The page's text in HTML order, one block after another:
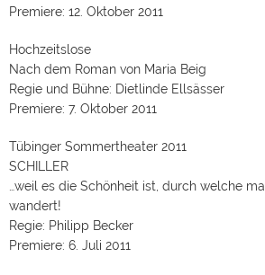
Premiere: 12. Oktober 2011
Hochzeitslose
Nach dem Roman von Maria Beig
Regie und Bühne: Dietlinde Ellsässer
Premiere: 7. Oktober 2011
Tübinger Sommertheater 2011
SCHILLER
…weil es die Schönheit ist, durch welche
wandert!
Regie: Philipp Becker
Premiere: 6. Juli 2011